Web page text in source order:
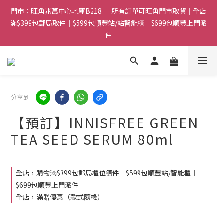
門市：旺角兆萬中心地庫B218 ｜ 所有訂單可旺角門市取貨｜全店
滿$399包郵局取件｜$599包順豐站/站智能櫃｜$699包順豐上門派
件
門市：旺角兆萬中心地庫B218 ｜ 所有訂單可旺角門市取貨｜全店
滿$399包郵局取件｜$599包順豐站/站智能櫃｜$699包順豐上門派
件
滿贈優惠🎁 滿$788送Charlotte Tilbury香水Sample｜ 滿$1088
門市：旺角兆萬中心地庫B218 ｜ 所有訂單可旺角門市取貨｜全店
滿$399包郵局取件｜$599包順豐站/站智能櫃｜$699包順豐上門派
件
分享到
【預訂】INNISFREE GREEN
TEA SEED SERUM 80ml
全店，購物滿$399包郵局櫃位領件｜$599包順豐站/智能櫃｜
$699包順豐上門派件
全店，滿贈優惠（款式隨機）